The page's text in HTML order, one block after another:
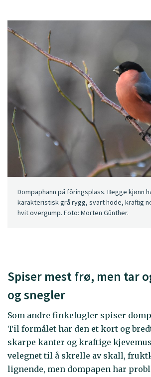
Dompaphann på fôringsplass. Begge kjønn
karakteristisk grå rygg, svart hode, kraftig
hvit overgump. Foto: Morten Günther.
Spiser mest frø, men tar
og snegler
Som andre finkefugler spiser
Til formålet har den et kort og
skarpe kanter og kraftige
velegnet til å skrelle av skall,
lignende, men dompapen har